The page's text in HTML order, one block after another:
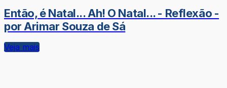
Então, é Natal... Ah! O Natal... - Reflexão -
por Arimar Souza de Sá
Veja mais